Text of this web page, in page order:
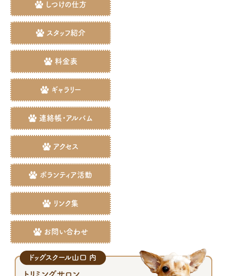
しつけの仕方
スタッフ紹介
料金表
ギャラリー
連絡帳・アルバム
アクセス
ボランティア活動
リンク集
お問い合わせ